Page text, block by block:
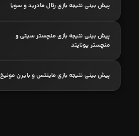
پیش بینی نتیجه بازی رئال مادرید و سویا
پیش بینی نتیجه بازی منچستر سیتی و
منچستر یونایتد
پیش بینی نتیجه بازی ماینتس و بایرن مونیخ